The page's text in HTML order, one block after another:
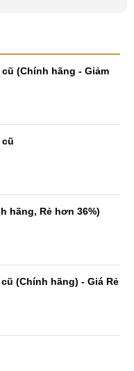
(Chính hãng - Giảm
cũ
hãng, Rẻ hơn 36%)
(Chính hãng) - Giá Rẻ